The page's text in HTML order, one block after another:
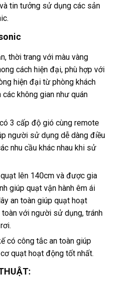
tin tưởng sử dụng các sản
thời trang với màu vàng
cách hiện đại, phù hợp với
hiện đại từ phòng khách
không gian như quán
3 cấp độ gió cùng remote
người sử dụng dễ dàng điều
nhu cầu khác nhau khi sử
lên 140cm và được gia
giúp quạt vận hành êm ái
an toàn giúp quạt hoạt
với người sử dụng, tránh
có công tắc an toàn giúp
quạt hoạt động tốt nhất.